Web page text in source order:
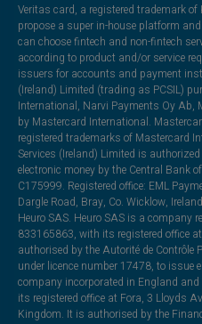
Veritas card, a registered trademark
propose a super in-house platform
can choose fintech and non-fintech
according to product and/or service
issuers for accounts and payment
(Ireland) Limited (trading as PCSIL)
International, Narvi Payments Oy Ab,
by Mastercard International.
registered trademarks of Mastercard
Services (Ireland) Limited is
electronic money by the Central Bank
C175999. Registered office: EML
Dargle Road, Bray, Co. Wicklow,
Heuro SAS. Heuro SAS is a company
833165863, with its registered office
authorised by the Autorité de Contrôle
under licence number 17478, to issue
company incorporated in England
its registered office at Fora, 3 Lloyds
Kingdom. It is authorised by the